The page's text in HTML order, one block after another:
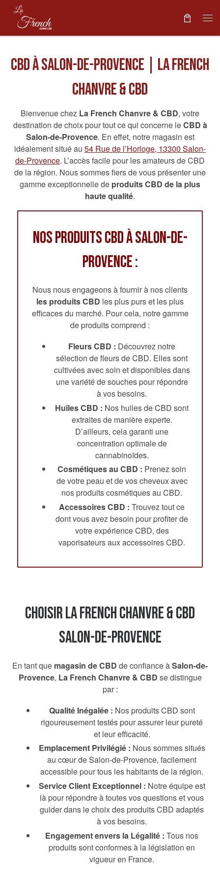
Skip to content
CBD à Salon-de-Provence | La French
Chanvre & CBD
Bienvenue chez La French Chanvre & CBD, votre
destination de choix pour tout ce qui concerne leCBD à
Salon-de-Provence. En effet, notre magasin est
idéalement situé au 54 Rue de l’Horloge, 13300 Salon-
de-Provence. L’accès facile pour les amateurs de CBD
de la région. Nous sommes fiers de vous présenter une
gamme exceptionnelle de produits CBD de la plus
haute qualité.
Nos Produits CBD à Salon-de-
Provence :
Nous nous engageons à fournir à nos clients
les produits CBD les plus purs et les plus
efficaces du marché. Pour cela, notre gamme
de produits comprend :
Fleurs CBD : Découvrez notre
sélection de fleurs de CBD. Elles sont
cultivées avec soin et disponibles dans
une variété de souches pour répondre
à vos besoins.
Huiles CBD : Nos huiles de CBD sont
extraites de manière experte.
D’ailleurs, cela garanti une
concentration optimale de
cannabinoïdes.
Cosmétiques au CBD : Prenez soin
de votre peau et de vos cheveux avec
nos produits cosmétiques au CBD.
Accessoires CBD : Trouvez tout ce
dont vous avez besoin pour profiter de
votre expérience CBD, des
vaporisateurs aux accessoires CBD.
Choisir La French Chanvre & CBD
Salon-de-Provence
En tant que magasin de CBD de confiance àSalon-de-
Provence, La French Chanvre & CBD se distingue
par :
Qualité Inégalée : Nos produits CBD sont
rigoureusement testés pour assurer leur pureté
et leur efficacité.
Emplacement Privilégié : Nous sommes situés
au cœur de Salon-de-Provence, facilement
accessible pour tous les habitants de la région.
Service Client Exceptionnel : Notre équipe est
là pour répondre à toutes vos questions et vous
guider dans le choix des produits CBD adaptés
à vos besoins.
Engagement envers la Légalité : Tous nos
produits sont conformes à la législation en
vigueur en France.